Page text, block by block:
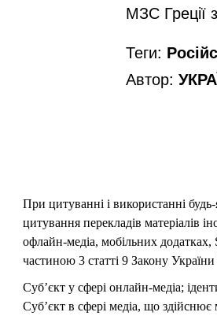
МЗС Греції
Теги:
Автор:
При цитуванні і використанні
цитування перекладів матеріалів
офлайн-медіа, мобільних
частиною 3 статті 9 Закону
Суб’єкт у сфері онлайн-медіа;
Суб’єкт в сфері медіа, що здійснює